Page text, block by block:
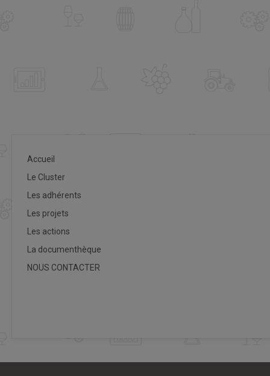
Accueil
Le Cluster
Les adhérents
Les projets
Les actions
La documenthèque
NOUS CONTACTER